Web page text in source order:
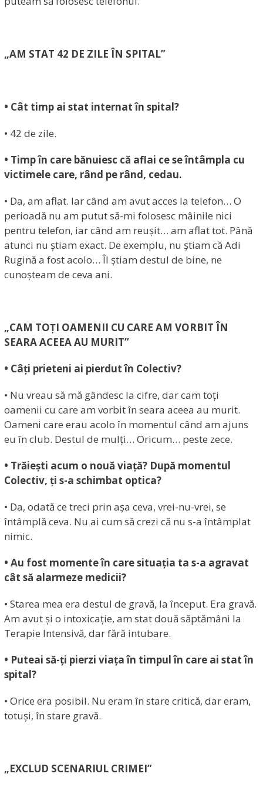
„AM STAT 42 DE ZILE ÎN SPITAL”
• Cât timp ai stat internat în spital?
• 42 de zile.
• Timp în care bănuiesc că aflai ce se întâmpla cu
victimele care, rând pe rând, cedau.
• Da, am aflat. Iar când am avut acces la telefon… O
perioadă nu am putut să-mi folosesc mâinile nici
pentru telefon, iar când am reușit… am aflat tot. Până
atunci nu știam exact. De exemplu, nu știam că Adi
Rugină a fost acolo… Îl știam destul de bine, ne
cunoșteam de ceva ani.
„CAM TOȚI OAMENII CU CARE AM VORBIT ÎN
SEARA ACEEA AU MURIT”
• Câți prieteni ai pierdut în Colectiv?
• Nu vreau să mă gândesc la cifre, dar cam toți
oamenii cu care am vorbit în seara aceea au murit.
Oameni care erau acolo în momentul când am ajuns
eu în club. Destul de mulți… Oricum… peste zece.
• Trăiești acum o nouă viață? După momentul
Colectiv, ți s-a schimbat optica?
• Da, odată ce treci prin așa ceva, vrei-nu-vrei, se
întâmplă ceva. Nu ai cum să crezi că nu s-a întâmplat
nimic.
• Au fost momente în care situația ta s-a agravat
cât să alarmeze medicii?
• Starea mea era destul de gravă, la început. Era gravă.
Am avut și o intoxicație, am stat două săptămâni la
Terapie Intensivă, dar fără intubare.
• Puteai să-ți pierzi viața în timpul în care ai stat în
spital?
• Orice era posibil. Nu eram în stare critică, dar eram,
totuși, în stare gravă.
„EXCLUD SCENARIUL CRIMEI”